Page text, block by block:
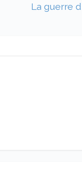
La guerre